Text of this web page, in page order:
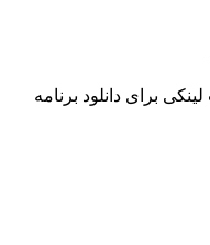
برای دانلود برنامه